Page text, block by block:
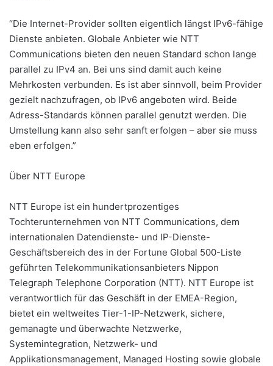
“Die Internet-Provider sollten eigentlich längst IPv6-fähige
Dienste anbieten. Globale Anbieter wie NTT
Communications bieten den neuen Standard schon lange
parallel zu IPv4 an. Bei uns sind damit auch keine
Mehrkosten verbunden. Es ist aber sinnvoll, beim Provider
gezielt nachzufragen, ob IPv6 angeboten wird. Beide
Adress-Standards können parallel genutzt werden. Die
Umstellung kann also sehr sanft erfolgen – aber sie muss
eben erfolgen.”
Über NTT Europe
NTT Europe ist ein hundertprozentiges
Tochterunternehmen von NTT Communications, dem
internationalen Datendienste- und IP-Dienste-
Geschäftsbereich des in der Fortune Global 500-Liste
geführten Telekommunikationsanbieters Nippon
Telegraph Telephone Corporation (NTT). NTT Europe ist
verantwortlich für das Geschäft in der EMEA-Region,
bietet ein weltweites Tier-1-IP-Netzwerk, sichere,
gemanagte und überwachte Netzwerke,
Systemintegration, Netzwerk- und
Applikationsmanagement, Managed Hosting sowie globale